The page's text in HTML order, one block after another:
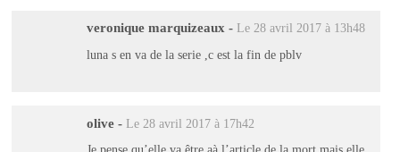
veronique marquizeaux - Le 28 avril 2017 à 13h48
luna s en va de la serie ,c est la fin de pblv
olive - Le 28 avril 2017 à 17h42